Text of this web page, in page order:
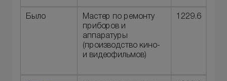
Было
Мастер по ремонту
приборов и
аппаратуры
(производство кино-
и видеофильмов)
1229.6